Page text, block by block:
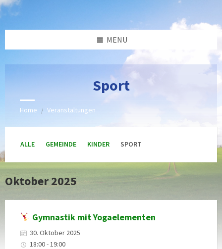
Skip
to
Skip
to
sidebar
Skip
to
sidebar
Skip
to
MENU
Sport
Home / Veranstaltungen
ALLE GEMEINDE KINDER SPORT
Oktober 2025
Gymnastik mit Yogaelementen
30. Oktober 2025
18:00 - 19:00